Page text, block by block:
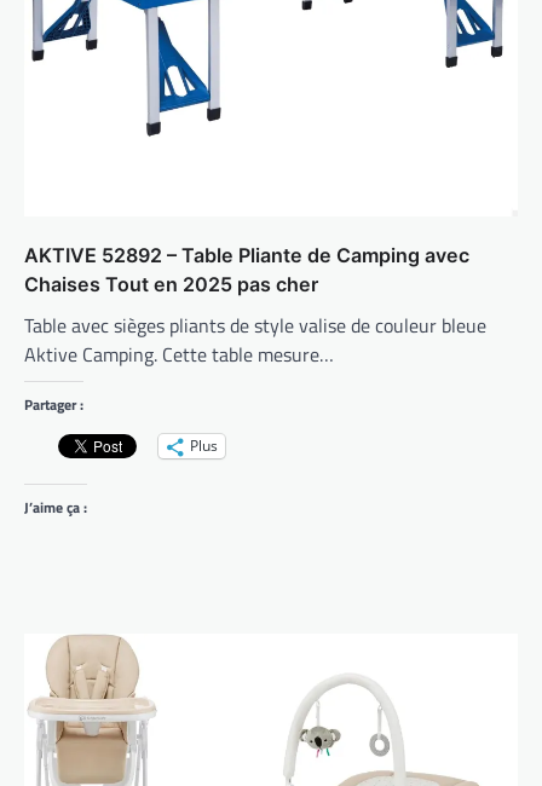
AKTIVE 52892 – Table Pliante de Camping avec
Chaises Tout en 2025 pas cher
Table avec sièges pliants de style valise de couleur bleue
Aktive Camping. Cette table mesure…
Partager :
Plus
J’aime ça :